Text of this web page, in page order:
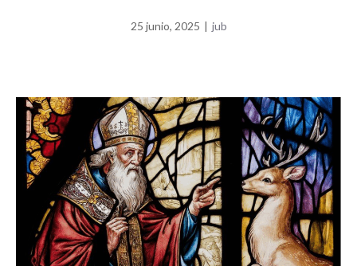
25 junio, 2025 | jub